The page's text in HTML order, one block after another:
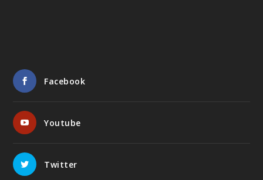
Facebook
Youtube
Twitter